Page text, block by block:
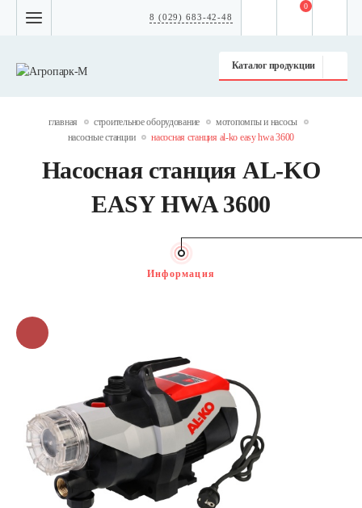
8 (029) 683-42-48
Каталог продукции
0
главная строительное оборудование
мотопомпы и насосы
насосные станции
насосная станция al-ko easy hwa 3600
Насосная станция AL-KO
EASY HWA 3600
Информация